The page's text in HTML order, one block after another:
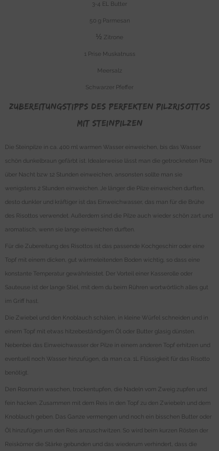
3-4 EL Butter
50 g Parmesan
½ Zitrone
1 Prise Muskatnuss
Meersalz
Schwarzer Pfeffer
Zubereitungstipps des perfekten Pilzrisottos
mit Steinpilzen
Die Steinpilze in ca. 400 ml warmen Wasser einweichen, bis das Wasser
schön dunkelbraun gefärbt ist. Idealerweise lässt man die getrockneten Pilze
über Nacht bzw 12 Stunden einweichen, ansonsten sollte man sie
wenigstens 2 Stunden einweichen. Je länger die Pilze einweichen durften,
desto dunkler und kräftiger ist das Einweichwasser, das man für die Brühe
des Risottos verwendet. Außerdem sind die Pilze auch wieder schön zart und
aromatisch, wenn sie lange einweichen durften.
Für die Zubereitung des Risottos ist das passende Kochgeschirr oder eine
Topf mit einem dicken, gut wärmeleitenden Boden wichtig, so dass eine
konstante Temperatur gewährleistet. Der Vorteil einer Kasserolle oder
Sauteuse ist der lange Stiel, mit dem du beim Rühren wortwörtlich alles gut
im Griff hast.
Die Zwiebel und den Knoblauch schälen, in kleine Würfel schneiden und in
einem Topf mit etwas hitzebeständigem Öl oder Butter glasig dünsten.
Nebenbei das Einweichwasser der Pilze in einem anderen Topf erhitzen und
eventuell noch Wasser hinzufügen, da man ca. 1L Flüssigkeit für das Risotto
benötigt.
Den Rosmarin waschen, trockentupfen, die Nadeln vom Zweig zupfen und
fein hacken. Zusammen mit dem Reis in den Topf zu den Zwiebeln und dem
Knoblauch geben. Das Ganze vermengen und noch ein bisschen Butter oder
Öl hinzufügen um den Reis anzuschwitzen. So wird beim kurzen Rösten der
Reiskörner die Stärke gebunden und das wiederum verhindert, dass die